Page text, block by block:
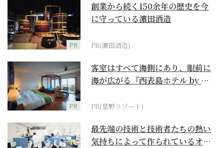
PR
創業から続く150余年の歴史を今
に守っている濵田酒造
PR(濵田酒造)
PR
客室はすべて海側にあり、眼前に
海が広がる『西表島ホテル by 星
PR(星野リゾート)
最先端の技術と技術者たちの熱い
気持ちによって作られているオー